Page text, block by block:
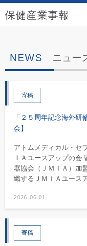
ニュー
寄稿
「２５周年記念海外
会】
アトムメディカル・セ
ＩＡユースアップの会
器協会（ＪＭＩＡ）加
織するＪＭＩＡユース
2026.06.01
寄稿